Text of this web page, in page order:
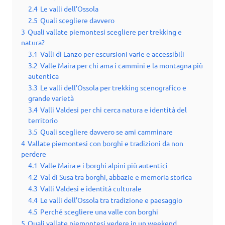
2.4 Le valli dell’Ossola
2.5 Quali scegliere davvero
3 Quali vallate piemontesi scegliere per trekking e
natura?
3.1 Valli di Lanzo per escursioni varie e accessibili
3.2 Valle Maira per chi ama i cammini e la montagna più
autentica
3.3 Le valli dell’Ossola per trekking scenografico e
grande varietà
3.4 Valli Valdesi per chi cerca natura e identità del
territorio
3.5 Quali scegliere davvero se ami camminare
4 Vallate piemontesi con borghi e tradizioni da non
perdere
4.1 Valle Maira e i borghi alpini più autentici
4.2 Val di Susa tra borghi, abbazie e memoria storica
4.3 Valli Valdesi e identità culturale
4.4 Le valli dell’Ossola tra tradizione e paesaggio
4.5 Perché scegliere una valle con borghi